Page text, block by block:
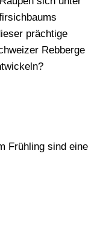
prächtige
Rebberge
Frühling sind eine